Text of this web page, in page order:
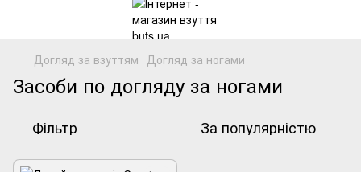
Догляд за взуттям Догляд за ногами
Засоби по догляду за ногами
Фільтр За популярністю